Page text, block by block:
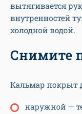
вытягивается
внутренностей
холодной водой.
Снимите
Кальмар покрыт
наружной —